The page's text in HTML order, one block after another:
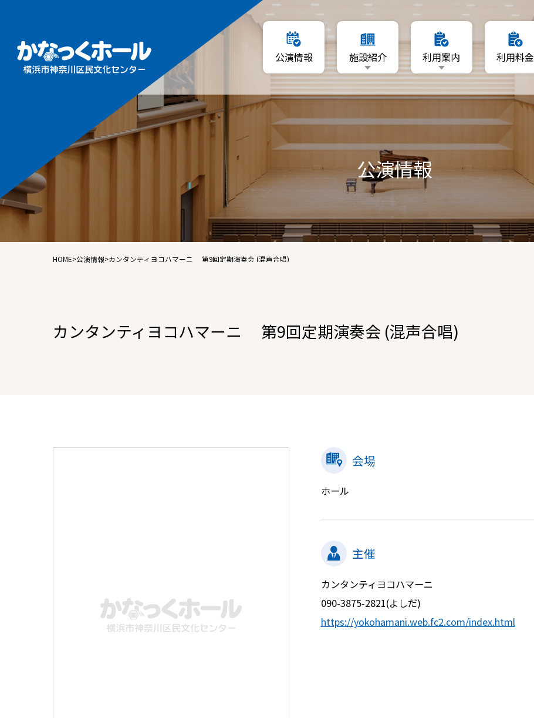
公演情報 施設紹介
ギャラリーA・B
音楽ルーム
練習室A・B
利用案内
利用者登録について
資料ダウンロード
利用料金
フロアマップ
ギャラリーA・B
音楽ルーム
練習室A・B
利用日を指定
空いている日程から利用
利用者登録について
公演情報
HOME>公演情報> カンタンティヨコハマーニ 第9回定期演奏会 (混声合唱)
カンタンティヨコハマーニ 第9回定期演奏会 (混声合唱)
会場
ホール
主催
カンタンティヨコハマーニ
090-3875-2821(よしだ)
https://yokohamani.web.fc2.com/index.html